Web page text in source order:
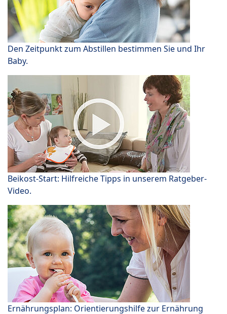
Den Zeitpunkt zum Abstillen bestimmen Sie und Ihr
Baby.
Beikost-Start: Hilfreiche Tipps in unserem Ratgeber-
Video.
Ernährungsplan: Orientierungshilfe zur Ernährung